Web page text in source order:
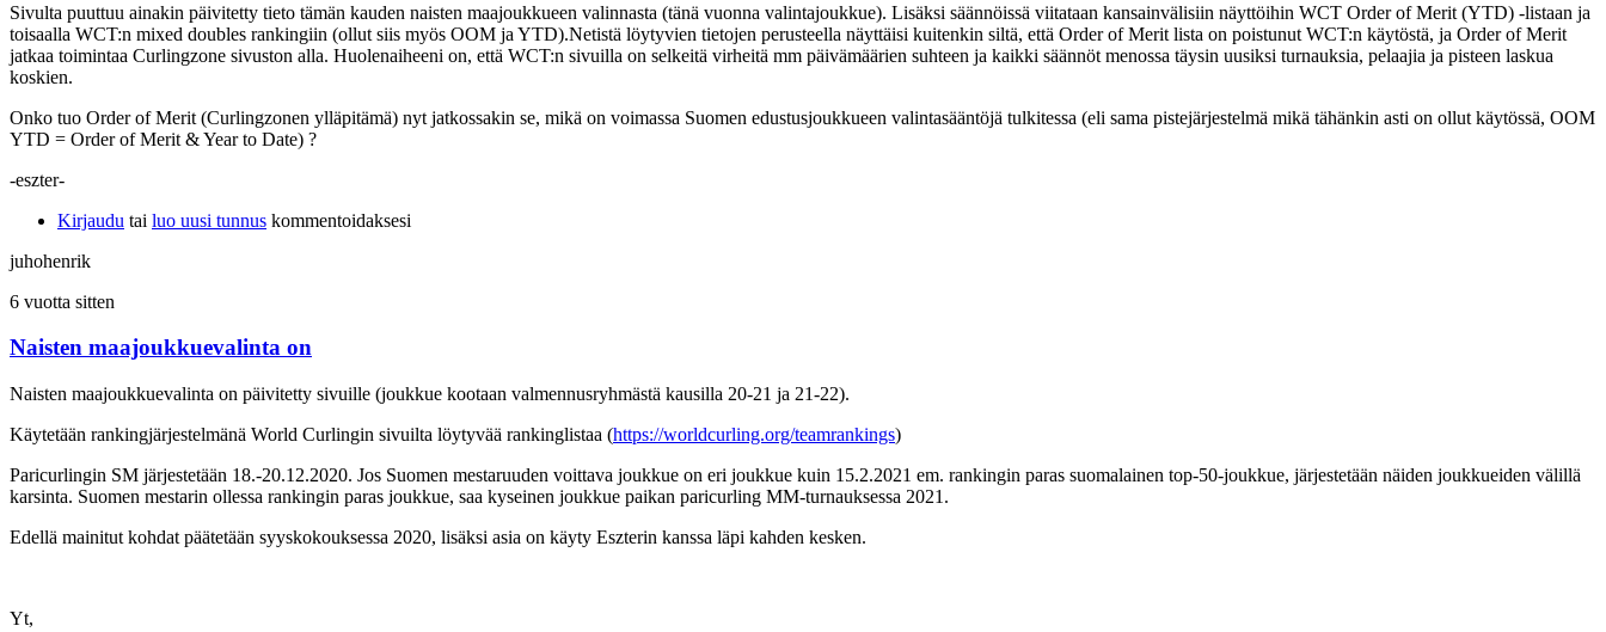
Sivulta puuttuu ainakin päivitetty tieto tämän kauden naisten maajoukkueen valinnasta (tänä vuonna valintajoukkue). Lisäksi säännöissä viitataan kansainvälisiin näyttöihin WCT Order of Merit (YTD) -listaan ja
toisaalla WCT:n mixed doubles rankingiin (ollut siis myös OOM ja YTD).Netistä löytyvien tietojen perusteella näyttäisi kuitenkin siltä, että Order of Merit lista on poistunut WCT:n käytöstä, ja Order of Merit
jatkaa toimintaa Curlingzone sivuston alla. Huolenaiheeni on, että WCT:n sivuilla on selkeitä virheitä mm päivämäärien suhteen ja kaikki säännöt menossa täysin uusiksi turnauksia, pelaajia ja pisteen laskua
koskien.
Onko tuo Order of Merit (Curlingzonen ylläpitämä) nyt jatkossakin se, mikä on voimassa Suomen edustusjoukkueen valintasääntöjä tulkitessa (eli sama pistejärjestelmä mikä tähänkin asti on ollut käytössä, OOM
YTD = Order of Merit & Year to Date) ?
-eszter-
Kirjaudu tai luo uusi tunnus kommentoidaksesi
juhohenrik
6 vuotta sitten
Naisten maajoukkuevalinta on
Naisten maajoukkuevalinta on päivitetty sivuille (joukkue kootaan valmennusryhmästä kausilla 20-21 ja 21-22).
Käytetään rankingjärjestelmänä World Curlingin sivuilta löytyvää rankinglistaa (https://worldcurling.org/teamrankings)
Paricurlingin SM järjestetään 18.-20.12.2020. Jos Suomen mestaruuden voittava joukkue on eri joukkue kuin 15.2.2021 em. rankingin paras suomalainen top-50-joukkue, järjestetään näiden joukkueiden välillä
karsinta. Suomen mestarin ollessa rankingin paras joukkue, saa kyseinen joukkue paikan paricurling MM-turnauksessa 2021.
Edellä mainitut kohdat päätetään syyskokouksessa 2020, lisäksi asia on käyty Eszterin kanssa läpi kahden kesken.
Yt,